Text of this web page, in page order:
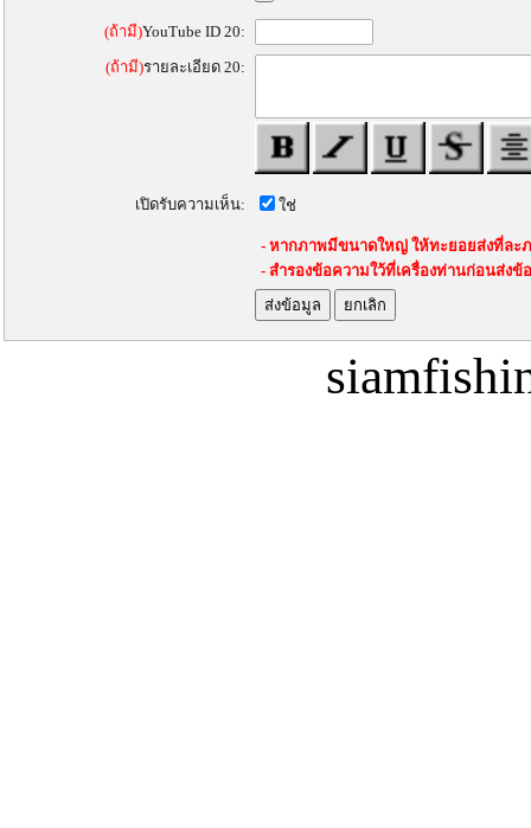
(ถ้ามี)YouTube ID 20:
(ถ้ามี)รายละเอียด 20:
เปิดรับความเห็น: ใช่
- หากภาพมีขนาดใหญ่ ให้ทะยอยส่งที่ละ
- สำรองข้อความใว้ที่เครื่องท่านก่อนส่งข้